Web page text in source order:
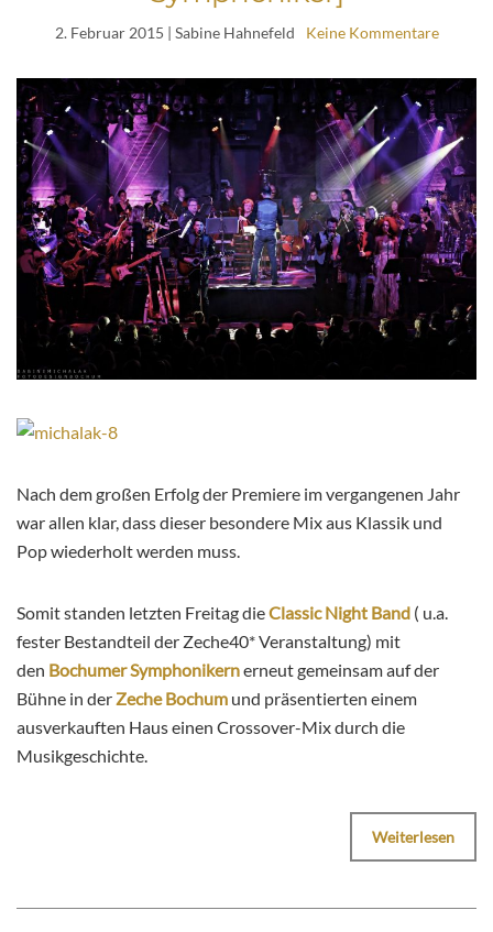
2. Februar 2015 | Sabine Hahnefeld Keine Kommentare
Nach dem großen Erfolg der Premiere im vergangenen Jahr
war allen klar, dass dieser besondere Mix aus Klassik und
Pop wiederholt werden muss.
Somit standen letzten Freitag dieClassic Night Band ( u.a.
fester Bestandteil der Zeche40* Veranstaltung) mit
den Bochumer Symphonikernerneut gemeinsam auf der
Bühne in der Zeche Bochum und präsentierten einem
ausverkauften Haus einen Crossover-Mix durch die
Musikgeschichte.
Weiterlesen